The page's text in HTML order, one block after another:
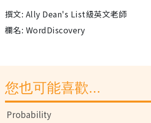
撰文: Ally Dean's List級英文老師
欄名: WordDiscovery
您也可能喜歡...
Probability